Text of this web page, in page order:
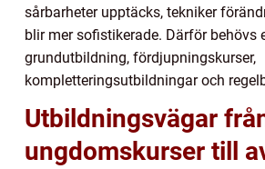
sårbarheter upptäcks, tekniker
blir mer sofistikerade. Därför behövs
grundutbildning, fördjupningskurser,
kompletteringsutbildningar och
Utbildningsvägar
ungdomskurser till